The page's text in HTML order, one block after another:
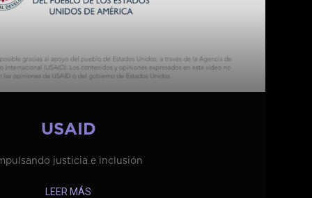
USAID
justicia e inclusión
LEER MÁS